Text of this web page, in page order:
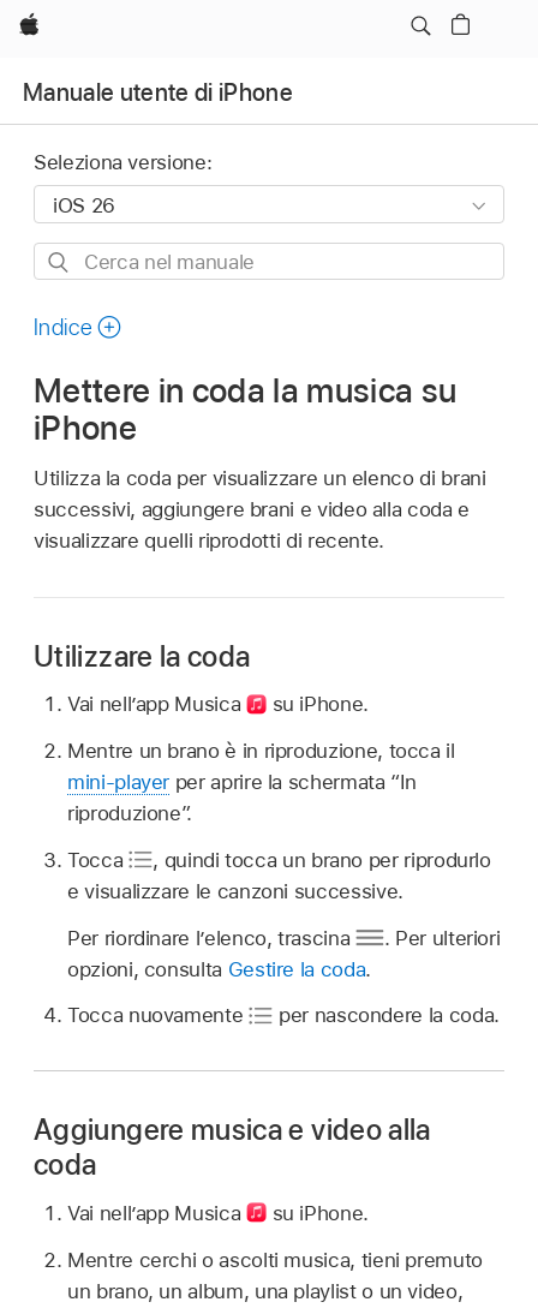
Apple
Manuale utente di iPhone
Seleziona versione:
Cerca
manuale
Indice
Mettere in coda la musica su
iPhone
Utilizza la coda per visualizzare un elenco di brani
successivi, aggiungere brani e video alla coda e
visualizzare quelli riprodotti di recente.
Utilizzare la coda
Vai nell’app Musica
su iPhone.
Mentre un brano è in riproduzione, tocca il
mini-player per aprire la schermata “In
riproduzione”.
Tocca
, quindi tocca un brano per riprodurlo
e visualizzare le canzoni successive.
Per riordinare l’elenco, trascina
. Per ulteriori
opzioni, consulta Gestire la coda.
Tocca nuovamente
per nascondere la coda.
Aggiungere musica e video alla
coda
Vai nell’app Musica
su iPhone.
Mentre cerchi o ascolti musica, tieni premuto
un brano, un album, una playlist o un video,